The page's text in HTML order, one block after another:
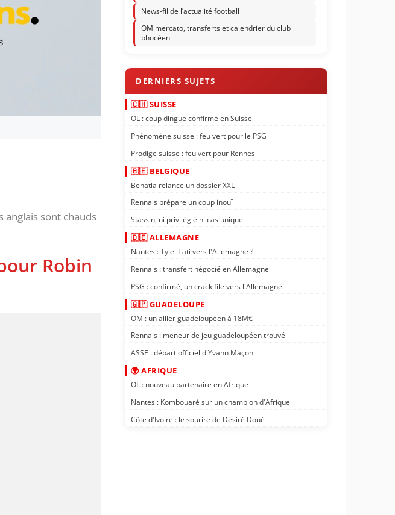
anglais sont chauds
Robin
News-fil de l’actualité football
OM mercato, transferts et calendrier du club
phocéen
🇨🇭 SUISSE
OL : coup dingue confirmé en Suisse
Phénomène suisse : feu vert pour le PSG
Prodige suisse : feu vert pour Rennes
🇧🇪 BELGIQUE
Benatia relance un dossier XXL
Rennais prépare un coup inouï
Stassin, ni privilégié ni cas unique
🇩🇪 ALLEMAGNE
Nantes : Tylel Tati vers l'Allemagne ?
Rennais : transfert négocié en Allemagne
PSG : confirmé, un crack file vers l'Allemagne
🇬🇵 GUADELOUPE
OM : un ailier guadeloupéen à 18M€
Rennais : meneur de jeu guadeloupéen trouvé
ASSE : départ officiel d'Yvann Maçon
🌍 AFRIQUE
OL : nouveau partenaire en Afrique
Nantes : Kombouaré sur un champion d'Afrique
Côte d'Ivoire : le sourire de Désiré Doué